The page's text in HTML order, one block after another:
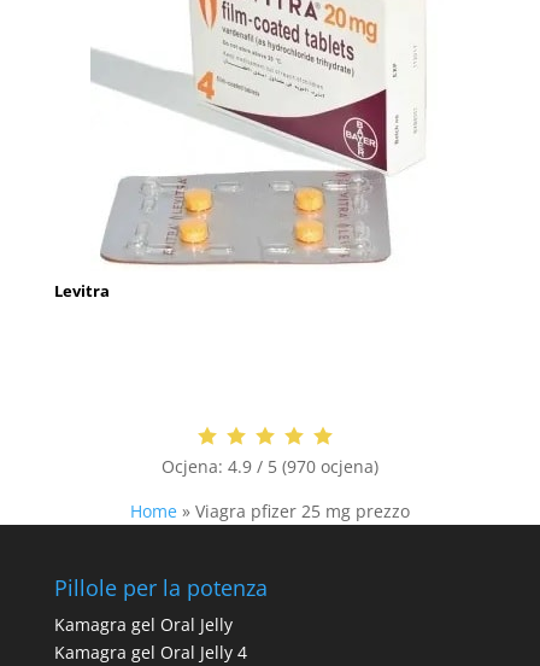
Levitra
Ocjena: 4.9 / 5 (970 ocjena)
Home » Viagra pfizer 25 mg prezzo
Pillole per la potenza
Kamagra gel Oral Jelly
Kamagra gel Oral Jelly 4